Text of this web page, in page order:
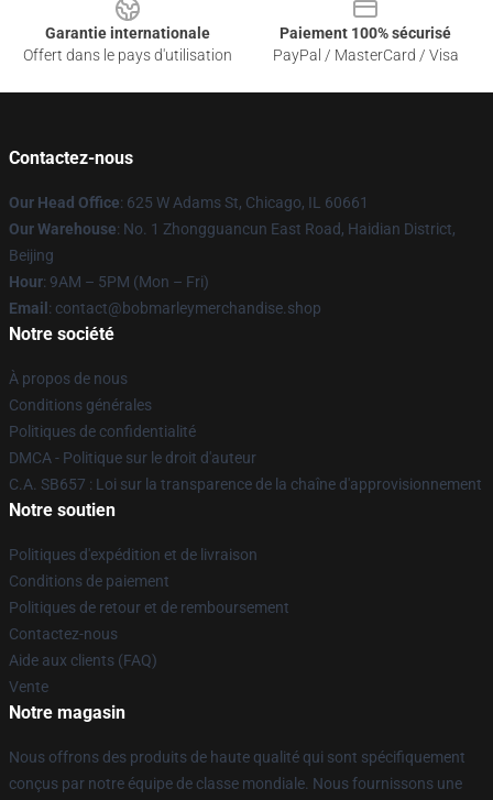
Garantie internationale
Offert dans le pays d'utilisation
Paiement 100% sécurisé
PayPal / MasterCard / Visa
Contactez-nous
Our Head Office: 625 W Adams St, Chicago, IL 60661
Our Warehouse: No. 1 Zhongguancun East Road, Haidian District,
Beijing
Hour: 9AM – 5PM (Mon – Fri)
Email : contact@bobmarleymerchandise.shop
Notre société
À propos de nous
Conditions générales
Politiques de confidentialité
DMCA - Politique sur le droit d'auteur
C.A. SB657 : Loi sur la transparence de la chaîne d'approvisionnement
Notre soutien
Politiques d'expédition et de livraison
Conditions de paiement
Politiques de retour et de remboursement
Contactez-nous
Aide aux clients (FAQ)
Vente
Notre magasin
Nous offrons des produits de haute qualité qui sont spécifiquement
conçus par notre équipe de classe mondiale. Nous fournissons une